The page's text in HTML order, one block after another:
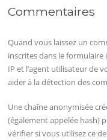
Commentaires
Quand vous laissez un
inscrites dans le
IP et l’agent utilisateur de
aider à la détection des
Une chaîne anonymisée
(également appelée hash)
vérifier si vous utilisez ce